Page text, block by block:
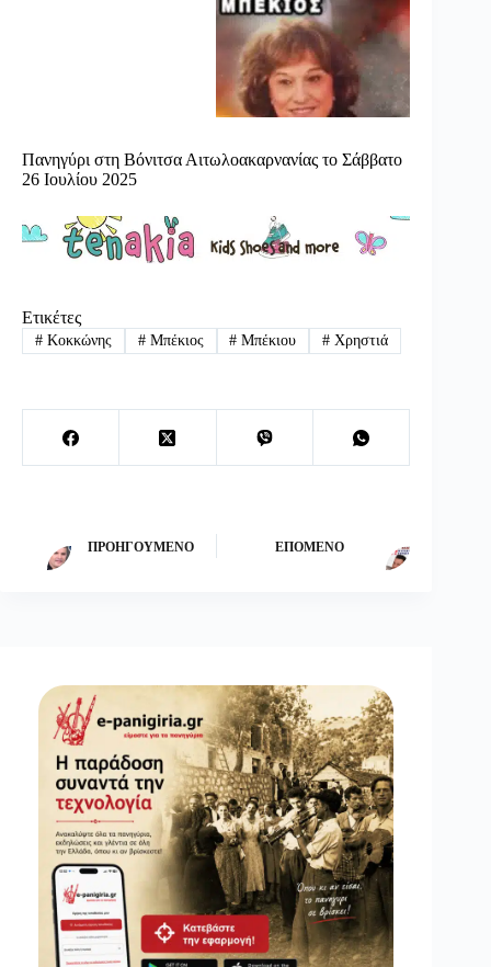
Πανηγύρι στη Βόνιτσα Αιτωλοακαρνανίας το Σάββατο
26 Ιουλίου 2025
Ετικέτες
#Κοκκώνης #Μπέκιος # Μπέκιου # Χρηστιά
ΠΡΟΗΓΟΎΜΕΝΟ ΕΠΌΜΕΝΟ